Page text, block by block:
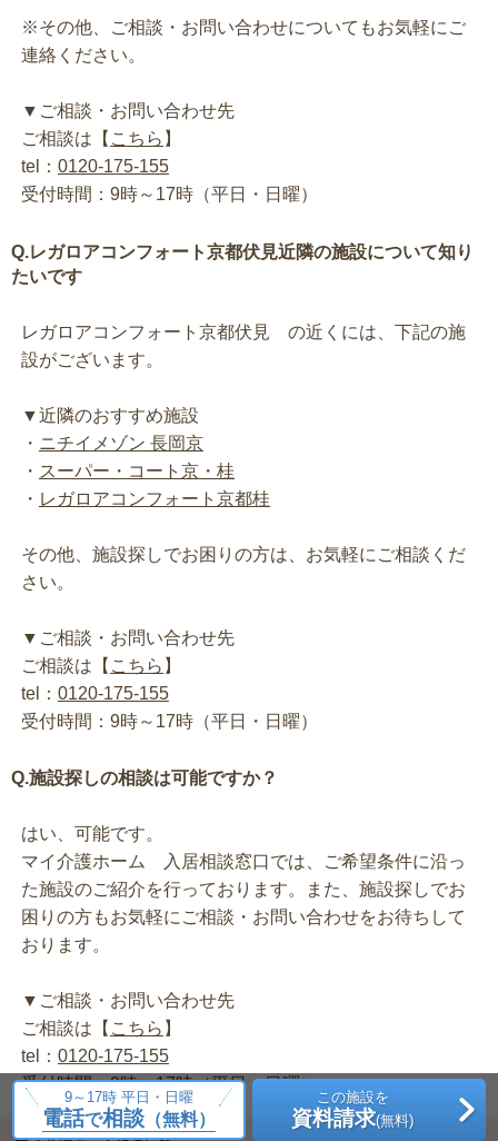
※その他、ご相談・お問い合わせについてもお気軽にご
連絡ください。
▼ご相談・お問い合わせ先
ご相談は【 こちら 】
tel： 0120-175-155
受付時間：9時～17時（平日・日曜）
Q.レガロアコンフォート京都伏見近隣の施設について知り
たいです
レガロアコンフォート京都伏見 の近くには、下記の施
設がございます。
▼近隣のおすすめ施設
・ ニチイメゾン 長岡京
・ スーパー・コート京・桂
・ レガロアコンフォート京都桂
その他、施設探しでお困りの方は、お気軽にご相談くだ
さい。
▼ご相談・お問い合わせ先
ご相談は【 こちら 】
tel： 0120-175-155
受付時間：9時～17時（平日・日曜）
Q.施設探しの相談は可能ですか？
はい、可能です。
マイ介護ホーム 入居相談窓口では、ご希望条件に沿っ
た施設のご紹介を行っております。また、施設探しでお
困りの方もお気軽にご相談・お問い合わせをお待ちして
おります。
▼ご相談・お問い合わせ先
ご相談は【 こちら 】
tel： 0120-175-155
受付時間：9時～17時（平日・日曜）
9～17時 平日・日曜
電話で相談（無料）
この施設を
資料請求(無料)